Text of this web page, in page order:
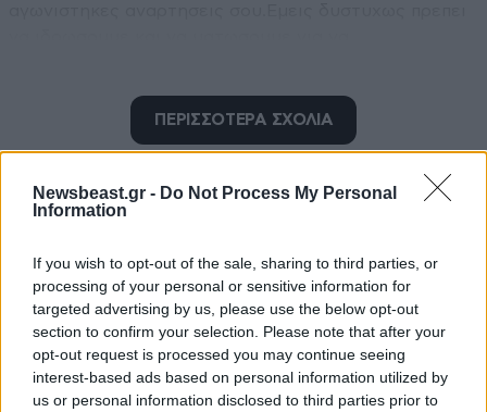
Newsbeast.gr - Do Not Process My Personal
Information
If you wish to opt-out of the sale, sharing to third parties, or
processing of your personal or sensitive information for
targeted advertising by us, please use the below opt-out
section to confirm your selection. Please note that after your
opt-out request is processed you may continue seeing
interest-based ads based on personal information utilized by
us or personal information disclosed to third parties prior to
υπαρξη και την συνεχιση αυτης της χωρας.
ΠΕΡΙΣΣΟΤΕΡΑ ΣΧΟΛΙΑ
TRENDING